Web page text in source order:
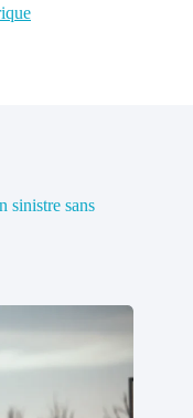
sinistre sans